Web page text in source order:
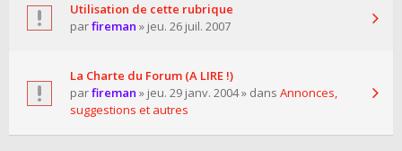
Utilisation de cette rubrique
parfireman » jeu. 26 juil. 2007
La Charte du Forum (A LIRE !)
parfireman » jeu. 29 janv. 2004 » dans Annonces,
suggestions et autres